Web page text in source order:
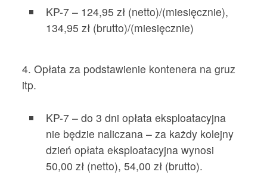
KP-7 – 124,95 zł (netto)/(miesięcznie),
134,95 zł (brutto)/(miesięcznie)
4. Opłata za podstawienie kontenera na gruz
itp.
KP-7 – do 3 dni opłata eksploatacyjna
nie będzie naliczana – za każdy kolejny
dzień opłata eksploatacyjna wynosi
50,00 zł (netto), 54,00 zł (brutto).